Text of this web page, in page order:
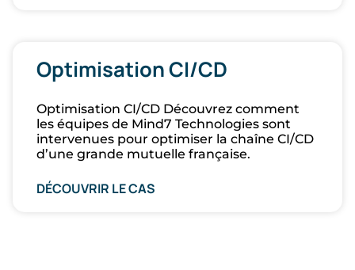
Optimisation CI/CD
Optimisation CI/CD Découvrez comment
les équipes de Mind7 Technologies sont
intervenues pour optimiser la chaîne CI/CD
d’une grande mutuelle française.
DÉCOUVRIR LE CAS